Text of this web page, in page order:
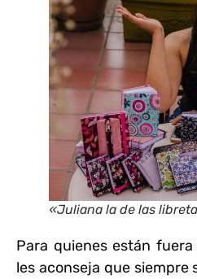
«Juliana la de las
Para quienes están
les aconseja que siempre